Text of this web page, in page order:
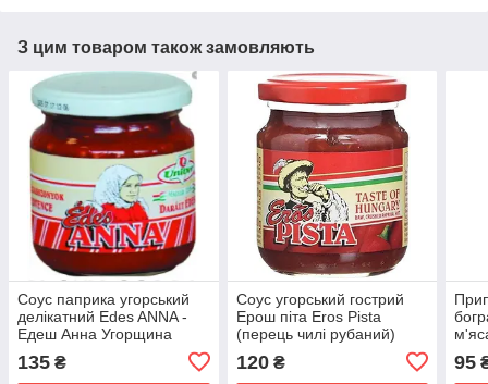
З цим товаром також замовляють
Соус паприка угорський
делікатний Edes ANNA -
Едеш Анна Угорщина
135 ₴
Соус угорський гострий
Ерош піта Eros Pista
(перець чилі рубаний)
120₴ 95